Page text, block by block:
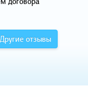
Другие отзывы